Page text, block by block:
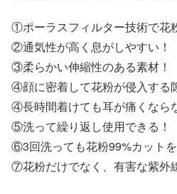
①ポーラスフィルター技術で花
②通気性が高く息がしやすい！
③柔らかい伸縮性のある素材！
④顔に密着して花粉が侵入する
④長時間着けても耳が痛くなら
⑤洗って繰り返し使用できる！
⑥3回洗っても花粉99%カットを
⑦花粉だけでなく、有害な紫外